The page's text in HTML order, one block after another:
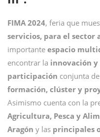
FIMA 2024, feria que
servicios, para el sector
importante espacio
encontrar la innovación
participación conjunta de
formación, clúster y
Asimismo cuenta con la
Agricultura, Pesca y
Aragón y las principales